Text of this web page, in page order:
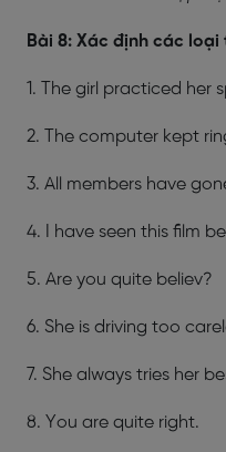
Bài 8: Xác định các
1. The girl practiced her
2. The computer kept
3. All members have
4. I have seen this film
5. Are you quite believ?
6. She is driving too
7. She always tries her
8. You are quite right.